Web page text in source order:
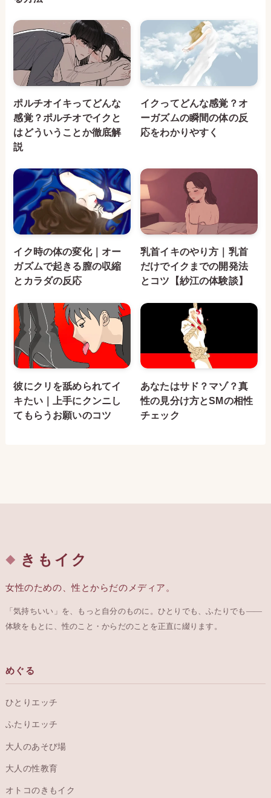
ポルチオイキってどんな
感覚？ポルチオでイクと
はどういうことか徹底解
説
イクってどんな感覚？オ
ーガズムの瞬間の体の反
応をわかりやすく
イク時の体の変化｜オー
ガズムで起きる膣の収縮
とカラダの反応
乳首イキのやり方｜乳首
だけでイクまでの開発法
とコツ【紗江の体験談】
彼にクリを舐められてイ
キたい｜上手にクンニし
てもらうお願いのコツ
あなたはサド？マゾ？真
性の見分け方とSMの相性
チェック
きもイク
女性のための、性とからだのメディア。
「気持ちいい」を、もっと自分のものに。ひとりでも、ふたりでも——
体験をもとに、性のこと・からだのことを正直に綴ります。
めぐる
ひとりエッチ
ふたりエッチ
大人のあそび場
大人の性教育
オトコのきもイク